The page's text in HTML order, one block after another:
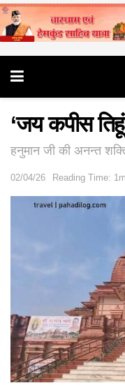
‘जय कपीस
हनुमान जी की अनन्त
02/04/26 Reading Time: